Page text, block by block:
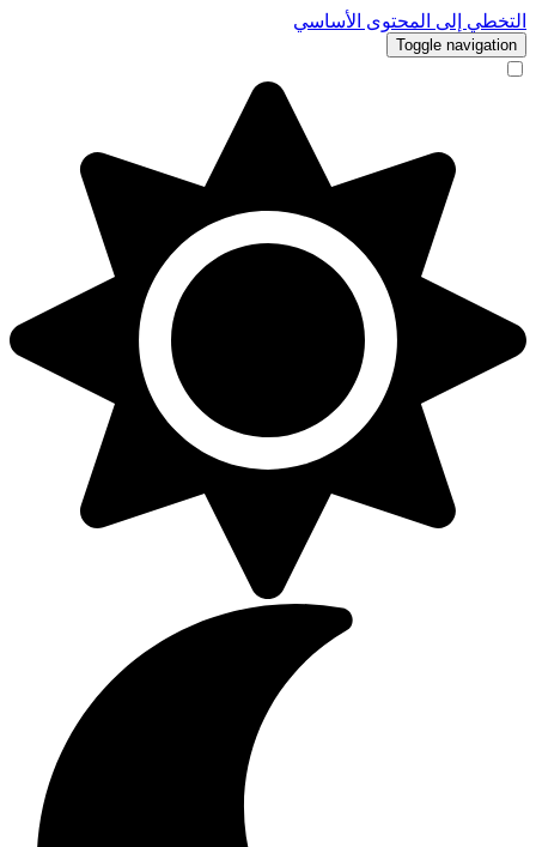
التخطي إلى المحتوى الأساسي
Toggle navigation